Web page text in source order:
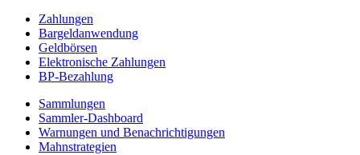
Zahlungen
Bargeldanwendung
Geldbörsen
Elektronische Zahlungen
BP-Bezahlung
Sammlungen
Sammler-Dashboard
Warnungen und Benachrichtigungen
Mahnstrategien